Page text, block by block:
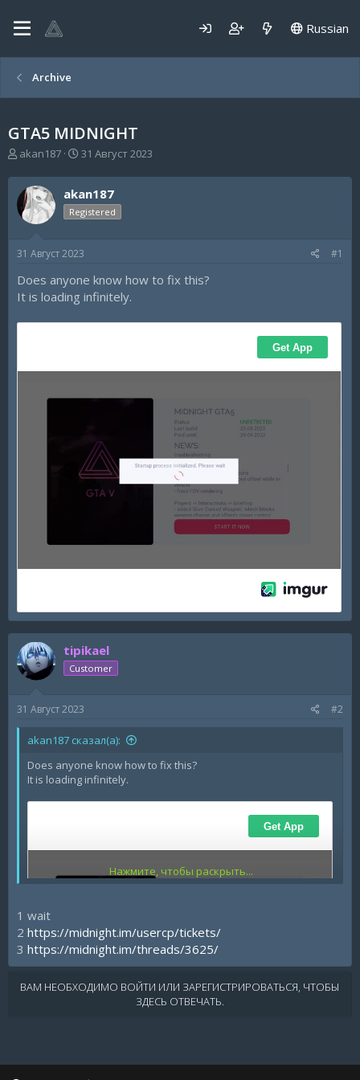
Russian
Archive
GTA5 MIDNIGHT
А
т
о
р
т
м
akan187
Д
т
а
н
а
а
31 Август 2023
akan187
Registered
31 Август 2023 #1
Does anyone know how to fix this?
It is loading infinitely.
tipikael
Customer
31 Август 2023 #2
akan187 сказал(а):
Does anyone know how to fix this?
It is loading infinitely.
Нажмите, чтобы раскрыть...
1 wait
2 https://midnight.im/usercp/tickets/
3 https://midnight.im/threads/3625/
ВАМ НЕОБХОДИМО ВОЙТИ ИЛИ ЗАРЕГИСТРИРОВАТЬСЯ, ЧТОБЫ
ЗДЕСЬ ОТВЕЧАТЬ.